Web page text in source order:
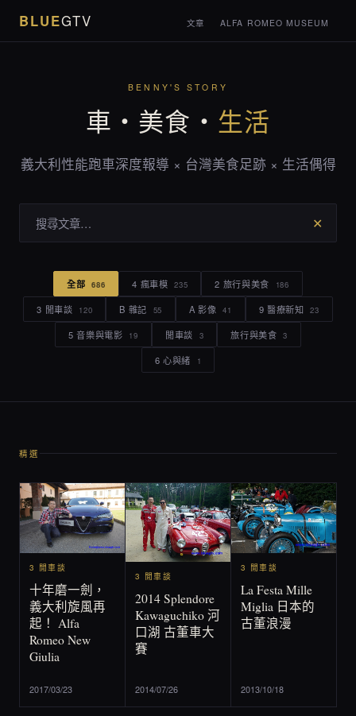
BLUEGTV 文章 ALFA ROMEO MUSEUM
BENNY'S STORY
車・美食・ 生活
義大利性能跑車深度報導 × 台灣美食足跡 × 生活偶得
✕
全部 686 4 瘋車模 235 2 旅行與美食 186
3 閒車談 120 B 雜記 55 A 影像 41 9 醫療新知 23
5 音樂與電影 19 閒車談 3 旅行與美食 3
6 心與緒 1
精選
3 閒車談
十年磨一劍，
義大利旋風再
起！ Alfa
Romeo New
Giulia
2017/03/23
3 閒車談
2014 Splendore
Kawaguchiko 河
口湖 古董車大
賽
2014/07/26
3 閒車談
La Festa Mille
Miglia 日本的
古董浪漫
2013/10/18